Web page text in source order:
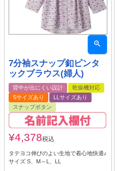
7分袖スナップ釦ピンタ
ックブラウス(婦人)
背中が出にくい設計
乾燥機対応
Sサイズあり
LLサイズあり
スナップボタン
¥4,378税込
タテヨコ伸びのよい生地で着心地快適♪
サイズ S、M～L、LL